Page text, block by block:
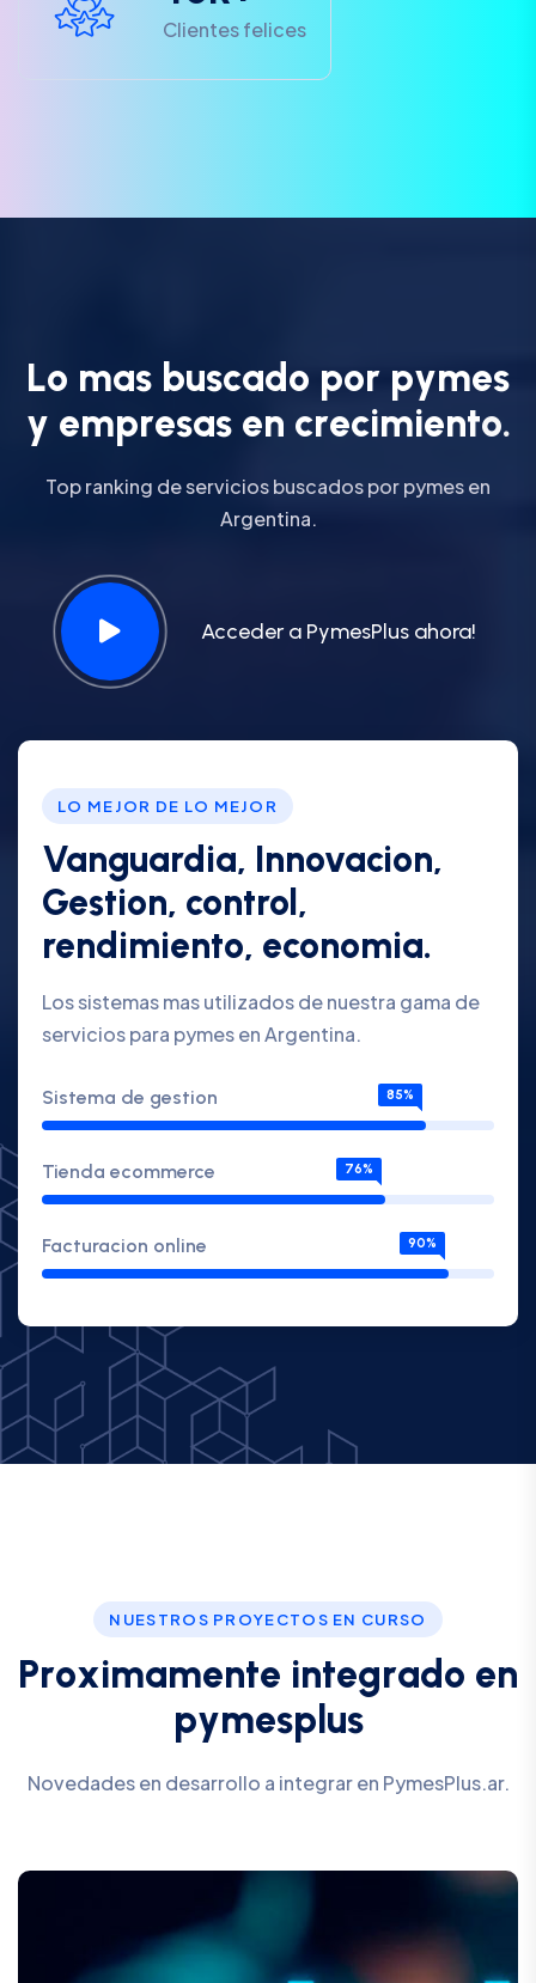
Clientes felices
Lo mas buscado por pymes
y empresas en crecimiento.
Top ranking de servicios buscados por pymes en
Argentina.
Acceder a PymesPlus ahora!
LO MEJOR DE LO MEJOR
Vanguardia, Innovacion,
Gestion, control,
rendimiento, economia.
Los sistemas mas utilizados de nuestra gama de
servicios para pymes en Argentina.
Sistema de gestion 85%
Tienda ecommerce 76%
Facturacion online 90%
NUESTROS PROYECTOS EN CURSO
Proximamente integrado en
pymesp us
Novedades en desarrollo a integrar en PymesPlus.ar.